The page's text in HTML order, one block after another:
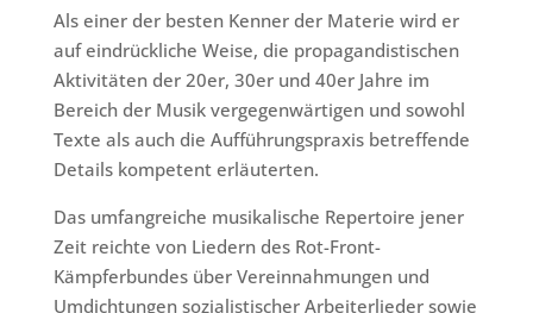
Als einer der besten Kenner der Materie wird er
auf eindrückliche Weise, die propagandistischen
Aktivitäten der 20er, 30er und 40er Jahre im
Bereich der Musik vergegenwärtigen und sowohl
Texte als auch die Aufführungspraxis betreffende
Details kompetent erläuterten.
Das umfangreiche musikalische Repertoire jener
Zeit reichte von Liedern des Rot-Front-
Kämpferbundes über Vereinnahmungen und
Umdichtungen sozialistischer Arbeiterlieder sowie